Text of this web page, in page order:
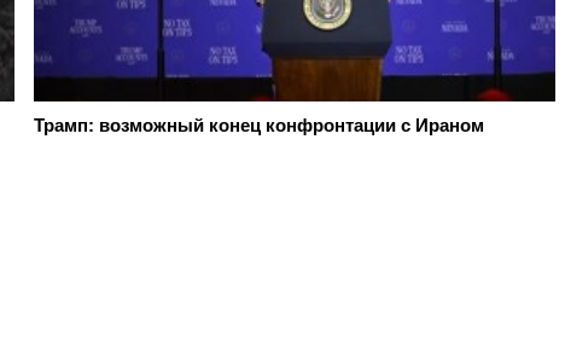
Трамп: возможный конец конфронтации с Ираном